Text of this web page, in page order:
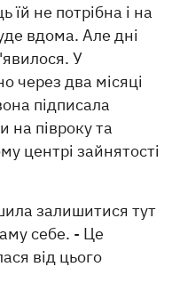
їй не потрібна і на
вдома. Але дні
У
через два місяці
підписала
на півроку та
центрі зайнятості
залишитися тут
себе. - Це
від цього